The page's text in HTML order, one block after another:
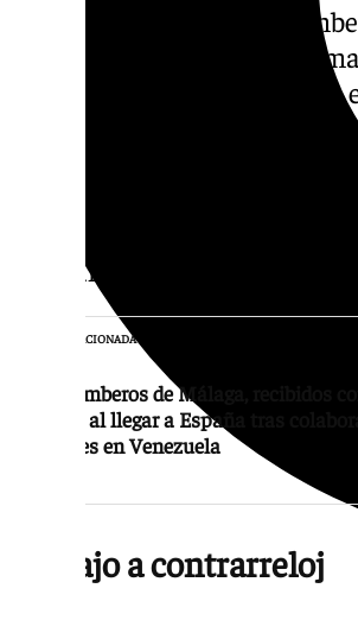
El contingente de diez
regresado de su misión
terremotos que han
servicio, los efectivos
Amaya, han realizado
inspección en las zonas
han compartido imágenes,
esperanza y la tragedia.
NOTICIA RELACIONADA
Los bomberos de Málaga, recibidos
héroes al llegar a España tras
rescates en Venezuela
Trabajo a contrarreloj